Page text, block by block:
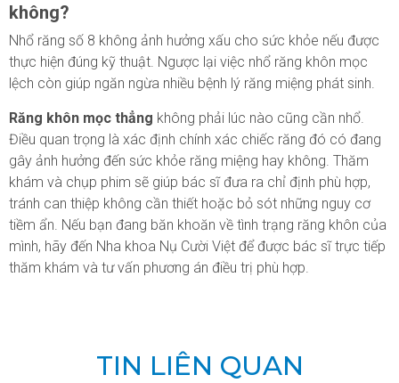
không?
Nhổ răng số 8 không ảnh hưởng xấu cho sức khỏe nếu được
thực hiện đúng kỹ thuật. Ngược lại việc nhổ răng khôn mọc
lệch còn giúp ngăn ngừa nhiều bệnh lý răng miệng phát sinh.
Răng khôn mọc thẳng không phải lúc nào cũng cần nhổ.
Điều quan trọng là xác định chính xác chiếc răng đó có đang
gây ảnh hưởng đến sức khỏe răng miệng hay không. Thăm
khám và chụp phim sẽ giúp bác sĩ đưa ra chỉ định phù hợp,
tránh can thiệp không cần thiết hoặc bỏ sót những nguy cơ
tiềm ẩn. Nếu bạn đang băn khoăn về tình trạng răng khôn của
mình, hãy đến Nha khoa Nụ Cười Việt để được bác sĩ trực tiếp
thăm khám và tư vấn phương án điều trị phù hợp.
TIN LIÊN QUAN